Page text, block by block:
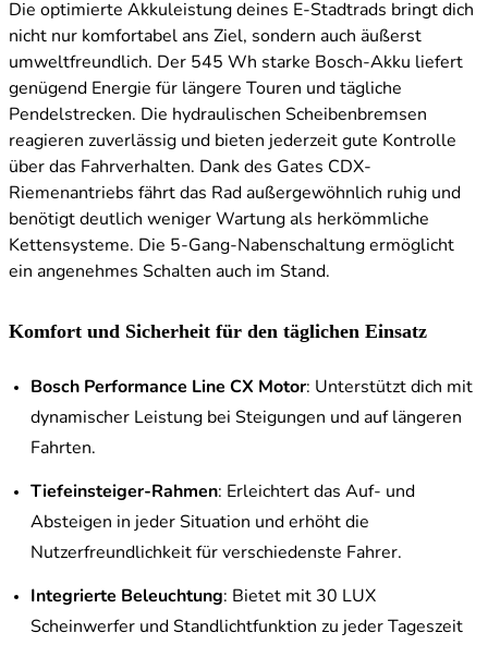
Die optimierte Akkuleistung deines E-Stadtrads bringt dich
nicht nur komfortabel ans Ziel, sondern auch äußerst
umweltfreundlich. Der 545 Wh starke Bosch-Akku liefert
genügend Energie für längere Touren und tägliche
Pendelstrecken. Die hydraulischen Scheibenbremsen
reagieren zuverlässig und bieten jederzeit gute Kontrolle
über das Fahrverhalten. Dank des Gates CDX-
Riemenantriebs fährt das Rad außergewöhnlich ruhig und
benötigt deutlich weniger Wartung als herkömmliche
Kettensysteme. Die 5-Gang-Nabenschaltung ermöglicht
ein angenehmes Schalten auch im Stand.
Komfort und Sicherheit für den täglichen Einsatz
Bosch Performance Line CX Motor: Unterstützt dich mit
dynamischer Leistung bei Steigungen und auf längeren
Fahrten.
Tiefeinsteiger-Rahmen: Erleichtert das Auf- und
Absteigen in jeder Situation und erhöht die
Nutzerfreundlichkeit für verschiedenste Fahrer.
Integrierte Beleuchtung: Bietet mit 30 LUX
Scheinwerfer und Standlichtfunktion zu jeder Tageszeit